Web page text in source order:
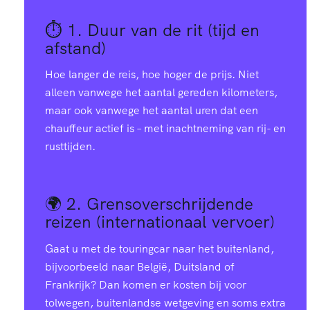
⏱️ 1. Duur van de rit (tijd en
afstand)
Hoe langer de reis, hoe hoger de prijs. Niet
alleen vanwege het aantal gereden kilometers,
maar ook vanwege het aantal uren dat een
chauffeur actief is – met inachtneming van rij- en
rusttijden.
🌍 2. Grensoverschrijdende
reizen (internationaal vervoer)
Gaat u met de touringcar naar het buitenland,
bijvoorbeeld naar België, Duitsland of
Frankrijk? Dan komen er kosten bij voor
tolwegen, buitenlandse wetgeving en soms extra